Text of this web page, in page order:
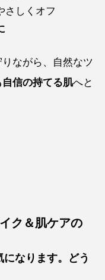
さしくオフ
ながら、自然なツ
信の持てる肌へと
ク＆肌ケアの
なります。どう